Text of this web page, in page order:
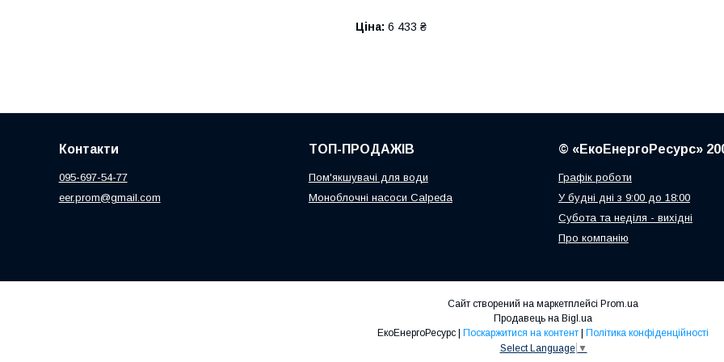
Ціна: 6 433 ₴
Контакти
095-697-54-77
eer.prom@gmail.com
ТОП-ПРОДАЖІВ
Пом'якшувачі для води
Моноблочні насоси Calpeda
© «ЕкоЕнергоРесурс»
Графік роботи
У будні дні з 9:00 до 18:00
Субота та неділя - вихідні
Про компанію
Сайт створений на маркетплейсі Prom.ua
Продавець на Bigl.ua
Поскаржитися на контент
Політика конфіденційності
Select Language ▼